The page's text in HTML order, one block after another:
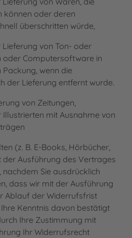
können oder deren
überschritten würde,
von Ton- oder
Computersoftware in
wenn die
der Lieferung entfernt wurde.
von Zeitungen,
mit Ausnahme von
(z. B. E-Books, Hörbücher,
der Ausführung des Vertrages
Sie ausdrücklich
dass wir mit der Ausführung
Ablauf der Widerrufsfrist
Kenntnis davon bestätigt
Ihre Zustimmung mit
Ihr Widerrufsrecht